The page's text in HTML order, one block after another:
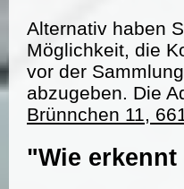
Alternativ haben
Möglichkeit, die
vor der
abzugeben. Die
Brünnchen 11,
"Wie